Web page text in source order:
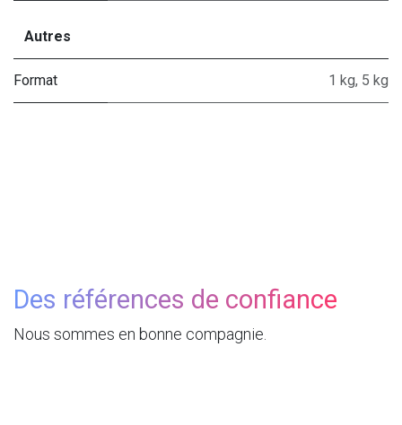
Autres
Format 1 kg, 5 kg
Des références de confiance
Nous sommes en bonne compagnie.